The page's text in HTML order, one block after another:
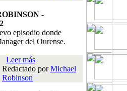
-
episodio donde
del Ourense.
Leer más
Redactado porMichael
Robinson